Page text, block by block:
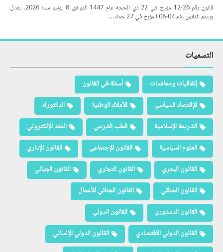
قانون رقم 26-12 مؤرخ في 22 ذي الحجة عام 1447 الموافق 8 يونيو سنة 2026، يعدل
ويتمم القانون رقم 04-08 المؤرخ في 27 جماد…
التسميات
إتفاقيات ومعاهدات
أسئلة في القانون
الإقتصاد السياسي
الأملاك الوطنية
الدكتوراه
الشريعة الإسلامية
الطب الشرعي
العقد الإلكتروني
العلوم السياسية
القانون الإجتماعي
القانون الإداري
القانون البحري
القانون التجاري
القانون الجبائي
القانون الجنائي
القانون الجنائي للأعمال
القانون الدستوري
القانون الدولي
القانون الدولي الاقتصادي
القانون الدولي الإنساني